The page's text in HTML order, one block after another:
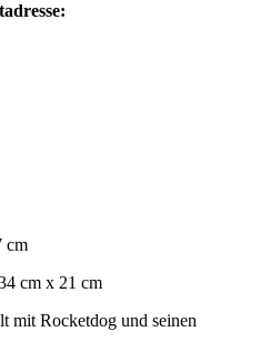
cm
cm x 21 cm
mit Rocketdog und seinen